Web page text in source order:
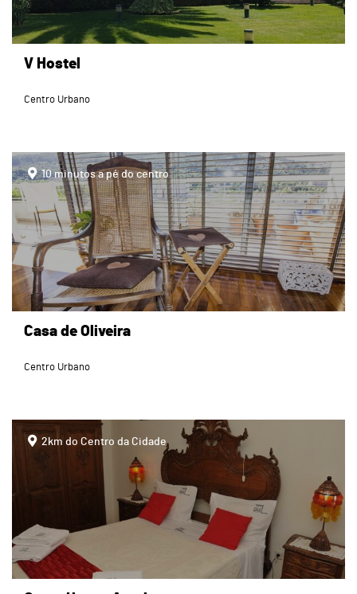
V Hostel
Centro Urbano
page
10 minutos a pé do centro
Casa de Oliveira
Centro Urbano
page
2km do Centro da Cidade